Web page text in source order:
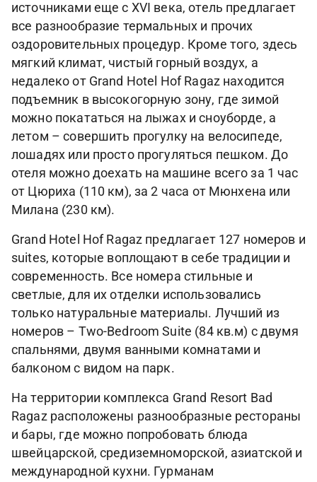
источниками еще с XVI века, отель предлагает
все разнообразие термальных и прочих
оздоровительных процедур. Кроме того, здесь
мягкий климат, чистый горный воздух, а
недалеко от Grand Hotel Hof Ragaz находится
подъемник в высокогорную зону, где зимой
можно покататься на лыжах и сноуборде, а
летом – совершить прогулку на велосипеде,
лошадях или просто прогуляться пешком. До
отеля можно доехать на машине всего за 1 час
от Цюриха (110 км), за 2 часа от Мюнхена или
Милана (230 км).
Grand Hotel Hof Ragaz предлагает 127 номеров и
suites, которые воплощают в себе традиции и
современность. Все номера стильные и
светлые, для их отделки использовались
только натуральные материалы. Лучший из
номеров – Two-Bedroom Suite (84 кв.м) с двумя
спальнями, двумя ванными комнатами и
балконом с видом на парк.
На территории комплекса Grand Resort Bad
Ragaz расположены разнообразные рестораны
и бары, где можно попробовать блюда
швейцарской, средиземноморской, азиатской и
международной кухни. Гурманам